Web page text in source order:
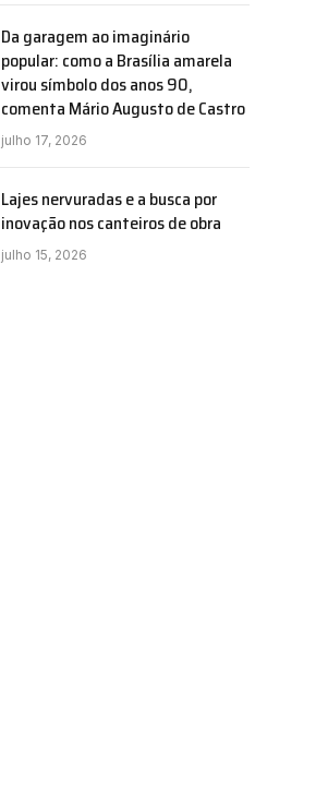
Da garagem ao imaginário
popular: como a Brasília amarela
virou símbolo dos anos 90,
comenta Mário Augusto de Castro
julho 17, 2026
Lajes nervuradas e a busca por
inovação nos canteiros de obra
julho 15, 2026